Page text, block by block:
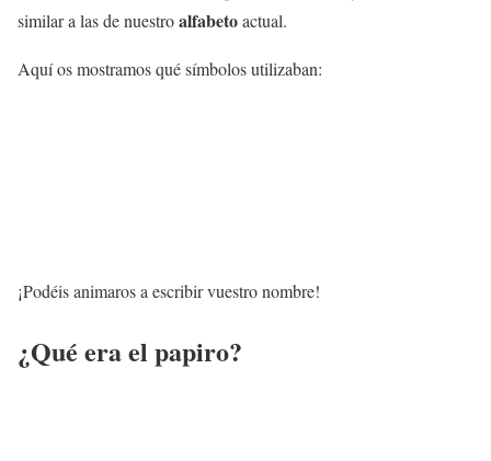
similar a las de nuestroalfabetoactual.
Aquí os mostramos qué símbolos utilizaban:
¡Podéis animaros a escribir vuestro nombre!
¿Qué era el papiro?